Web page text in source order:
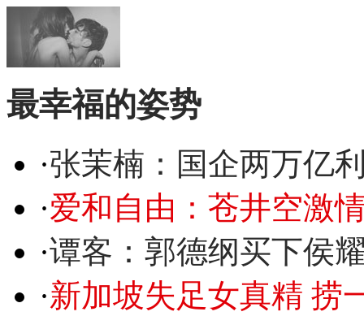
最幸福的姿势
·张茉楠：国企两万亿
·爱和自由：苍井空激
·谭客：郭德纲买下侯
·新加坡失足女真精 捞